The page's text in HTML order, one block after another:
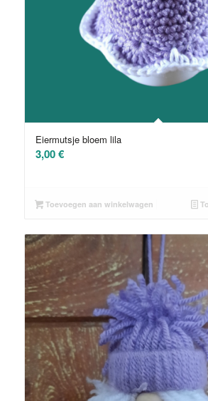
Eiermutsje bloem lila
3,00€
Toevoegen aan winkelwagen